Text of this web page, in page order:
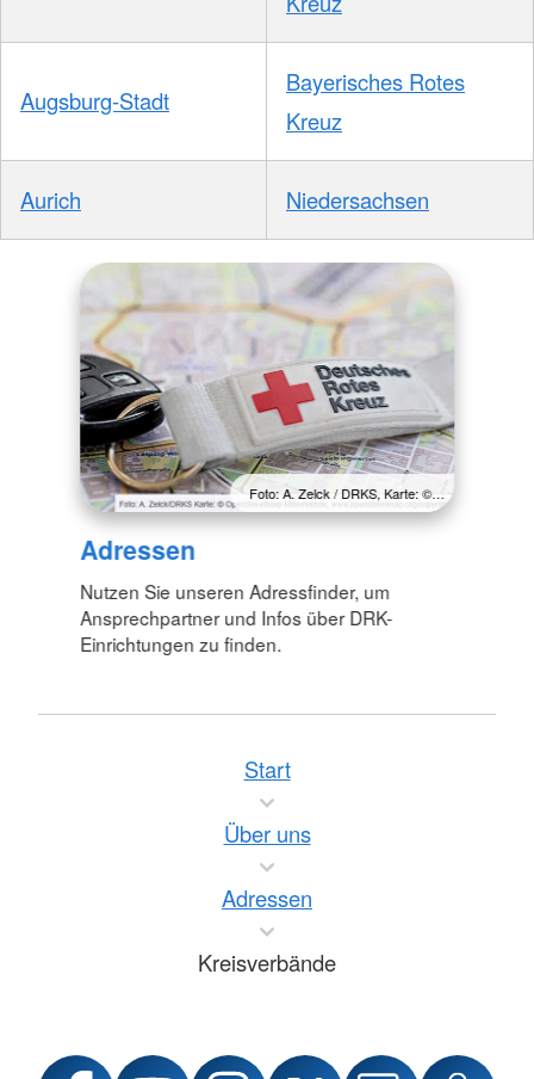
Augsburg-Stadt
Bayerisches Rotes
Kreuz
Aurich Niedersachsen
Foto: A. Zelck / DRKS, Karte: ©…
Adressen
Nutzen Sie unseren Adressfinder, um
Ansprechpartner und Infos über DRK-
Einrichtungen zu finden.
Start
Über uns
Adressen
Kreisverbände